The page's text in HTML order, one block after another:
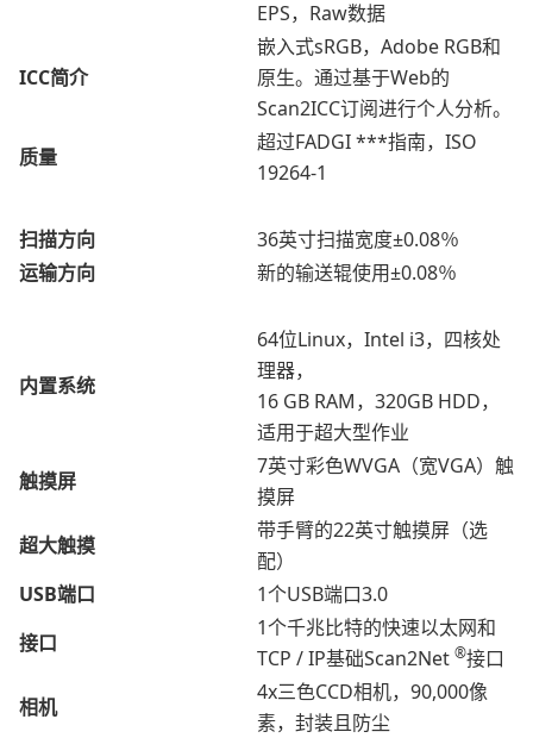
EPS，Raw数据
ICC简介
嵌入式sRGB，Adobe RGB和
原生。通过基于Web的
Scan2ICC订阅进行个人分析。
质量
超过FADGI ***指南，ISO
19264-1
扫描方向
36英寸扫描宽度±0.08％
运输方向
新的输送辊使用±0.08％
内置系统
64位Linux，Intel i3，四核处
理器，
16 GB RAM，320GB HDD，
适用于超大型作业
触摸屏
7英寸彩色WVGA（宽VGA）触
摸屏
超大触摸
带手臂的22英寸触摸屏（选
配）
USB端口
1个USB端口3.0
接口
1个千兆比特的快速以太网和
TCP / IP基础Scan2Net ®接口
相机
4x三色CCD相机，90,000像
素，封装且防尘